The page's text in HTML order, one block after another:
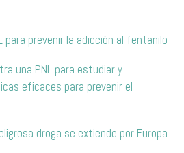
para prevenir la adicción al fentanilo
una PNL para estudiar y
eficaces para prevenir el
droga se extiende por Europa